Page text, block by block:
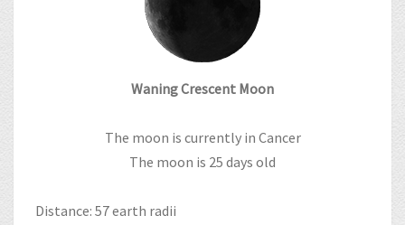
Waning Crescent Moon
The moon is currently in Cancer
The moon is 25 days old
Distance: 57 earth radii